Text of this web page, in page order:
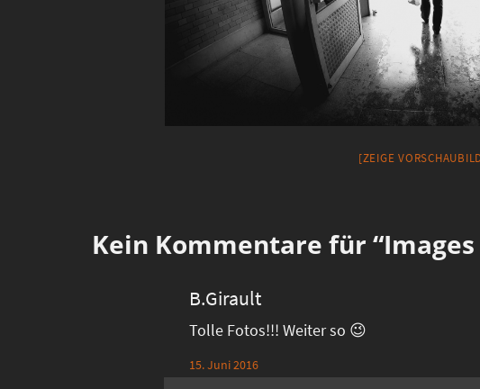
[ZEIGE
Kein Kommentare für
B.Girault
Tolle Fotos!!! Weiter so 😉
15. Juni 2016